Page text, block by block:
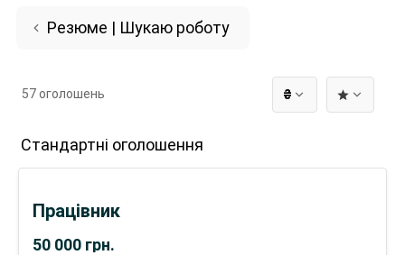
Резюме | Шукаю роботу
₴
57 оголошень
Стандартні оголошення
50 000 грн.
Працівник